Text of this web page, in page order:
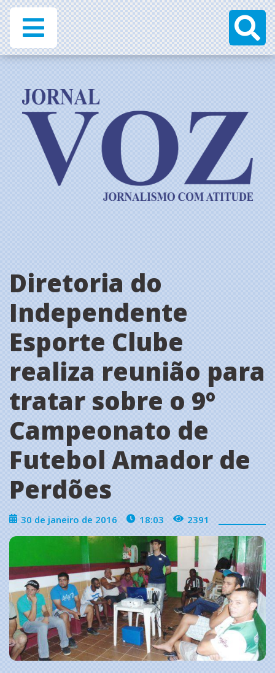
Diretoria do
Independente
Esporte Clube
realiza reunião para
tratar sobre o 9º
Campeonato de
Futebol Amador de
Perdões
30 de janeiro de 2016 18:03 2391